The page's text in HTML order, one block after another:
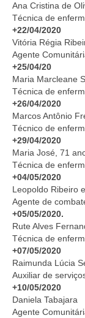
Ana Cristina de
Técnica de
+22/04/2020
Vitória Régia
Agente
+25/04/20
Maria Marcleane
Técnica de
+26/04/2020
Marcos Antônio
Técnico de
+29/04/2020
Maria José, 71
Técnica de
+04/05/2020
Leopoldo Ribeiro
Agente de
+05/05/2020.
Rute Alves
Técnica de
+07/05/2020
Raimunda Lúcia
Auxiliar de
+10/05/2020
Daniela Tabajara
Agente